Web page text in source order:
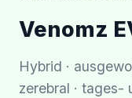
Cannabis
Venomz
Hybrid ·
zerebral · tages-